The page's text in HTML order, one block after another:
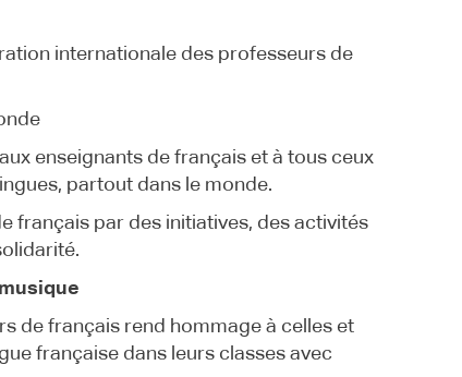
internationale des professeurs de
enseignants de français et à tous ceux
partout dans le monde.
français par des initiatives, des activités
de français rend hommage à celles et
française dans leurs classes avec